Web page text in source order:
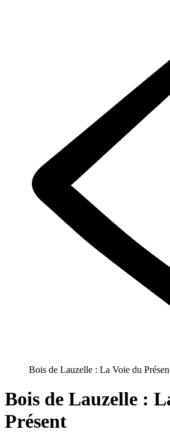
Bois de Lauzelle : La Voie du
Bois de Lauzelle :
Présent